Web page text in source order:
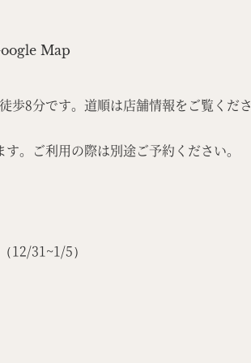
Map
歩8分です。道順は店舗情報をご覧くださ
。ご利用の際は別途ご予約ください。
12/31~1/5）